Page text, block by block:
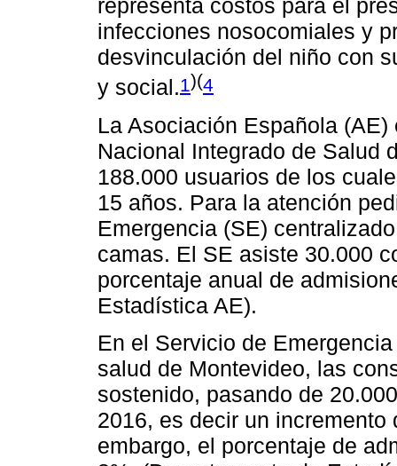
representa costos para el
infecciones nosocomiales y
desvinculación del niño con
y social.1)(4
La Asociación Española
Nacional Integrado de Salud
188.000 usuarios de los
15 años. Para la atención
Emergencia (SE)
camas. El SE asiste 30.000
porcentaje anual de
Estadística AE).
En el Servicio de
salud de Montevideo, las
sostenido, pasando de
2016, es decir un
embargo, el porcentaje de